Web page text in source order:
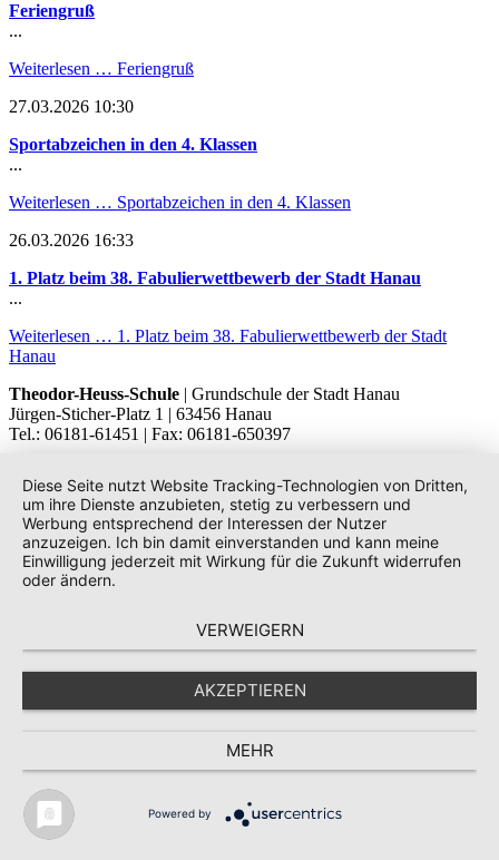
Feriengruß
...
Weiterlesen … Feriengruß
27.03.2026 10:30
Sportabzeichen in den 4. Klassen
...
Weiterlesen … Sportabzeichen in den 4. Klassen
26.03.2026 16:33
1. Platz beim 38. Fabulierwettbewerb der Stadt Hanau
...
Weiterlesen … 1. Platz beim 38. Fabulierwettbewerb der Stadt
Hanau
Theodor-Heuss-Schule | Grundschule der Stadt Hanau
Jürgen-Sticher-Platz 1 | 63456 Hanau
Tel.: 06181-61451 | Fax: 06181-650397
Diese Seite nutzt Website Tracking-Technologien von Dritten,
um ihre Dienste anzubieten, stetig zu verbessern und
Werbung entsprechend der Interessen der Nutzer
anzuzeigen. Ich bin damit einverstanden und kann meine
Einwilligung jederzeit mit Wirkung für die Zukunft widerrufen
oder ändern.
VERWEIGERN
AKZEPTIEREN
MEHR
Powered by